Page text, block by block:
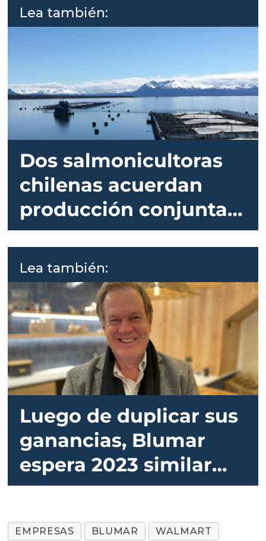
Lea también:
Dos salmonicultoras
chilenas acuerdan
producción conjunta
en Magallanes
Lea también:
Luego de duplicar sus
ganancias, Blumar
espera 2023 similar
para su área salmón
EMPRESAS BLUMAR WALMART